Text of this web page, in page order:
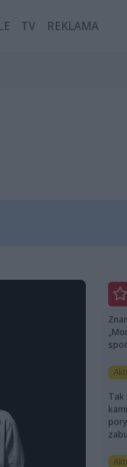
TV REKLAMA
Tak